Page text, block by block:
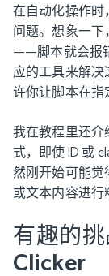
在自动化操作时
问题。想象一
——脚本就会报
应的工具来解
许你让脚本在指
我在教程里还介
式，即使 ID 或
然刚开始可能觉
或文本内容进行
有趣的
Clicker